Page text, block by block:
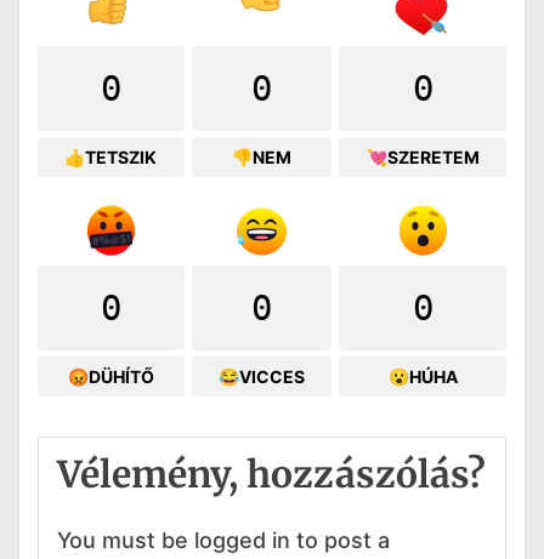
0
👍TETSZIK
0
👎NEM
0
💘SZERETEM
0
😡DÜHÍTŐ
0
😂VICCES
0
😮HÚHA
Vélemény, hozzászólás?
You must be logged in to post a